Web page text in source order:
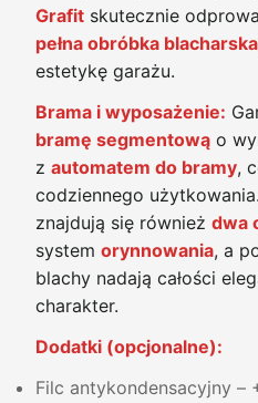
Grafit skutecznie
pełna obróbka blacharska
estetykę garażu.
Brama i wyposażenie:
bramę segmentową o
z automatem do bramy,
codziennego
znajdują się również dwa
system orynnowania, a
blachy nadają całości
charakter.
Dodatki (opcjonalne):
Filc antykondensacyjny –